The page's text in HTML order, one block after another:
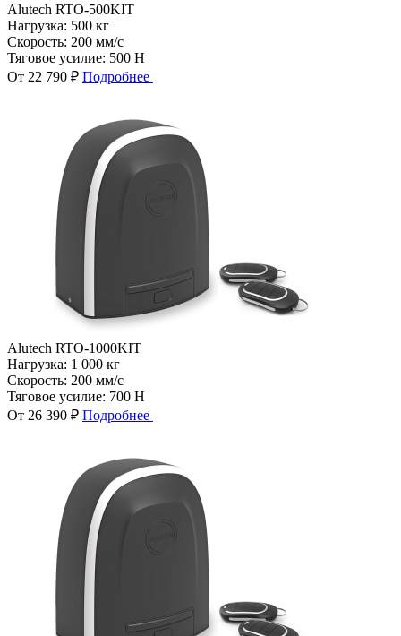
Alutech RTO-500KIT
Нагрузка: 500 кг
Скорость: 200 мм/с
Тяговое усилие: 500 Н
От 22 790 ₽ Подробнее
Alutech RTO-1000KIT
Нагрузка: 1 000 кг
Скорость: 200 мм/с
Тяговое усилие: 700 Н
От 26 390 ₽ Подробнее